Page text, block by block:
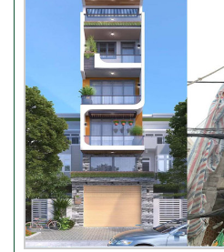
Video
chị
Nhận
Trung –